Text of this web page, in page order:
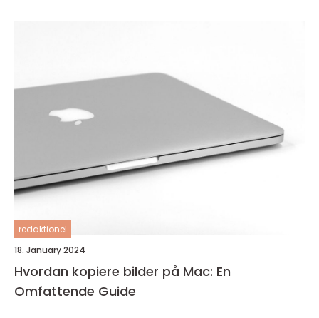
redaktionel
18. January 2024
Hvordan kopiere bilder på Mac: En
Omfattende Guide